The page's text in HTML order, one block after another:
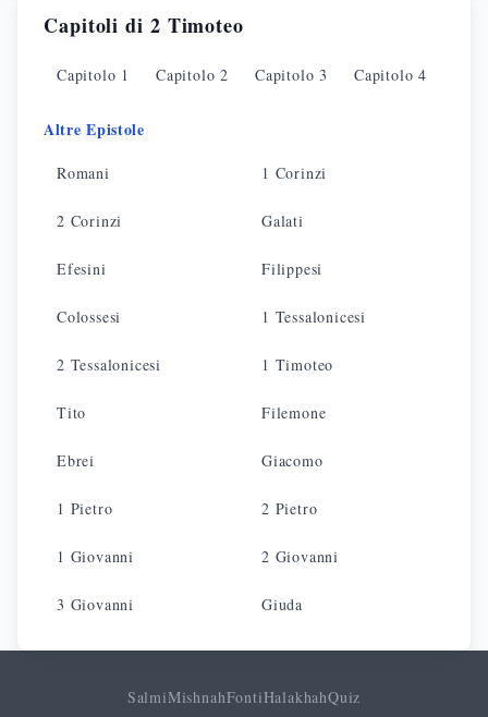
Capitoli di 2 Timoteo
Capitolo 1 Capitolo2 Capitolo3 Capitolo4
Altre Epistole
Romani 1 Corinzi
2 Corinzi Galati
Efesini Filippesi
Colossesi 1 Tessalonicesi
2 Tessalonicesi 1 Timoteo
Tito Filemone
Ebrei Giacomo
1 Pietro 2 Pietro
1 Giovanni 2 Giovanni
3 Giovanni Giuda
SalmiMishnahFontiHalakhahQuiz